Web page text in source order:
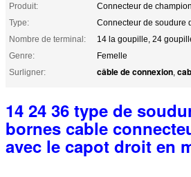
Produit:
Connecteur de champion
Type:
Connecteur de soudure
Nombre de terminal:
14 la goupille, 24
Genre:
Femelle
Surligner:
câble de connexion,
14 24 36 type de
bornes cable
avec le capot droit en